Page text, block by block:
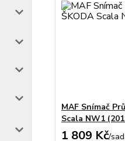
MAF Snímač
Scala NW1
1 809 Kč/